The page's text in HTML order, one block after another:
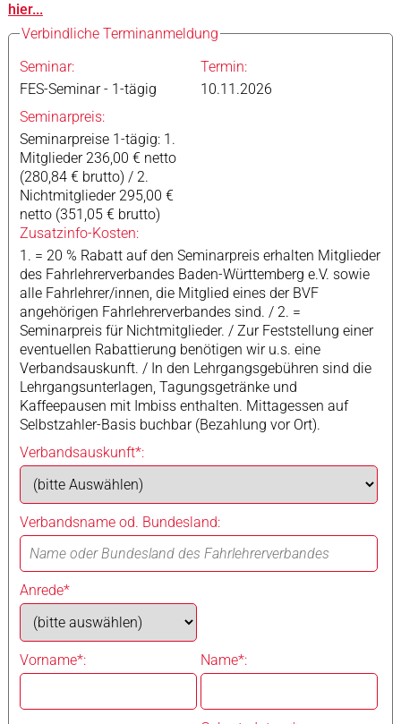
hier...
Verbindliche Terminanmeldung
Seminar:
FES-Seminar - 1-tägig
Termin:
10.11.2026
Seminarpreis:
Seminarpreise 1-tägig: 1.
Mitglieder 236,00 € netto
(280,84 € brutto) / 2.
Nichtmitglieder 295,00 €
netto (351,05 € brutto)
Zusatzinfo-Kosten:
1. = 20 % Rabatt auf den Seminarpreis erhalten Mitglieder
des Fahrlehrerverbandes Baden-Württemberg e.V. sowie
alle Fahrlehrer/innen, die Mitglied eines der BVF
angehörigen Fahrlehrerverbandes sind. / 2. =
Seminarpreis für Nichtmitglieder. / Zur Feststellung einer
eventuellen Rabattierung benötigen wir u.s. eine
Verbandsauskunft. / In den Lehrgangsgebühren sind die
Lehrgangsunterlagen, Tagungsgetränke und
Kaffeepausen mit Imbiss enthalten. Mittagessen auf
Selbstzahler-Basis buchbar (Bezahlung vor Ort).
Verbandsauskunft*:
Verbandsname od. Bundesland:
Anrede*
Vorname*: Name*: